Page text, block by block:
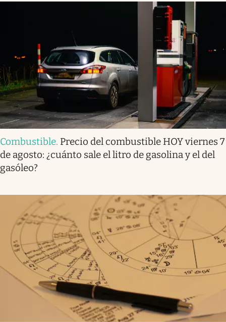
Combustible. Precio del combustible HOY viernes 7
de agosto: ¿cuánto sale el litro de gasolina y el del
gasóleo?